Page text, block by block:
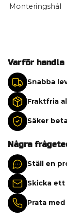
Monteringshål
Varför handla
Snabba
Fraktfria
Säker
Några
Ställ en
Skicka ett
Prata